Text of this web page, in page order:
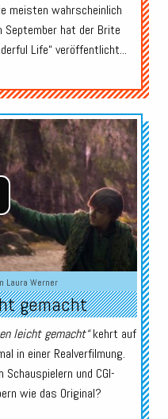
meisten wahrscheinlich
September hat der Brite
Life“ veröffentlicht...
Audio-
Player
Laura Werner
gemacht
leicht gemacht“kehrt auf
in einer Realverfilmung.
und CGI-
wie das Original?